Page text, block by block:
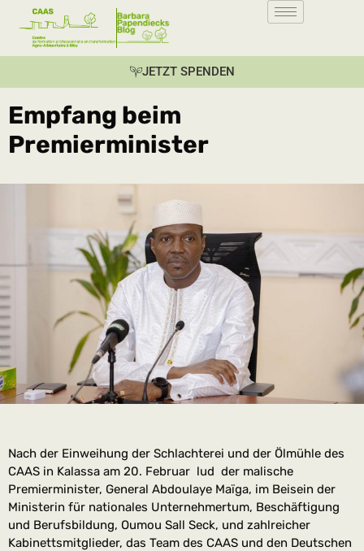
JETZT SPENDEN
Empfang beim
Premierminister
Nach der Einweihung der Schlachterei und der Ölmühle des
CAAS in Kalassa am 20. Februar lud der malische
Premierminister, General Abdoulaye Maïga, im Beisein der
Ministerin für nationales Unternehmertum, Beschäftigung
und Berufsbildung, Oumou Sall Seck, und zahlreicher
Kabinettsmitglieder, das Team des CAAS und den Deutschen